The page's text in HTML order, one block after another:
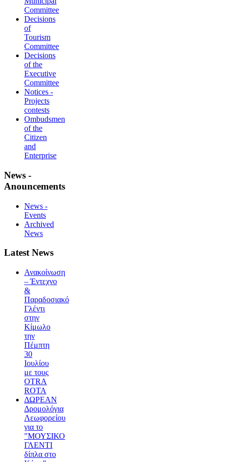
Committee
Decisions
of
Tourism
Committee
Decisions
of the
Executive
Committee
Notices -
Projects
contests
Ombudsmen
of the
Citizen
and
Enterprise
News -
Anouncements
News -
Events
Archived
News
Latest News
Ανακοίνωση
– Έντεχνο
&
Παραδοσιακό
Γλέντι
στην
Κίμωλο
την
Πέμπτη
30
Ιουλίου
με τους
OTRA
ROTA
ΔΩΡΕΑΝ
Δρομολόγια
Λεωφορείου
για το
"ΜΟΥΣΙΚΟ
ΓΛΕΝΤΙ
δίπλα στο